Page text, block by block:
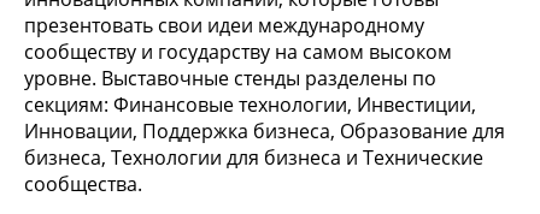
презентовать свои идеи международному
сообществу и государству на самом высоком
уровне. Выставочные стенды разделены по
секциям: Финансовые технологии, Инвестиции,
Инновации, Поддержка бизнеса, Образование для
бизнеса, Технологии для бизнеса и Технические
сообщества.